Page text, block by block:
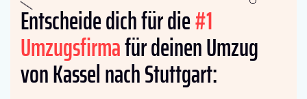
Entscheide dich für die#1
Umzugsfirmafür deinen Umzug
von Kassel nach Stuttgart: